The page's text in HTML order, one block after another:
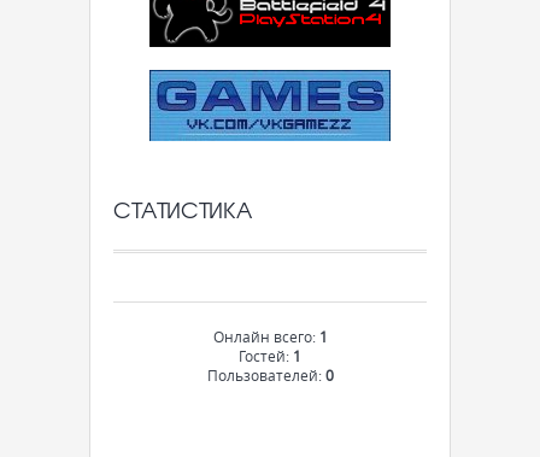
СТАТИСТИКА
Онлайн всего: 1
Гостей: 1
Пользователей:0